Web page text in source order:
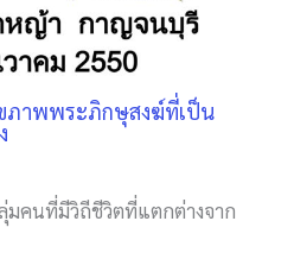
ขภาพพระภิกษุสงฆ์ที่เป็น
มคนที่มีวิถีชีวิตที่แตกต่างจาก